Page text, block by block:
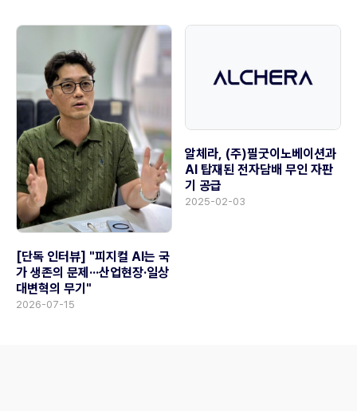
[단독 인터뷰] "피지컬 AI는 국
가 생존의 문제···산업현장·일상
대변혁의 무기"
2026-07-15
알체라, (주)필굿이노베이션과
AI 탑재된 전자담배 무인 자판
기 공급
2025-02-03